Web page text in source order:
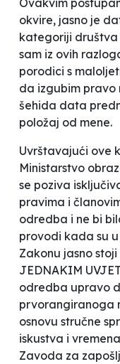
Ovakvim
okvire, jasno je
kategoriji društva
sam iz ovih
porodici s
da izgubim pravo
šehida data
položaj od mene.
Uvrštavajući ove
Ministarstvo
se poziva
pravima i
odredba i ne bi
provodi kada su
Zakonu jasno
JEDNAKIM
odredba upravo
prvorangiranoga
osnovu stručne
iskustva i
Zavoda za